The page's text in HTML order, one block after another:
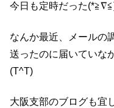
今日も定時だった
なんか最近、メールの
送ったのに届いていな
(T^T)
大阪支部のブログも宜